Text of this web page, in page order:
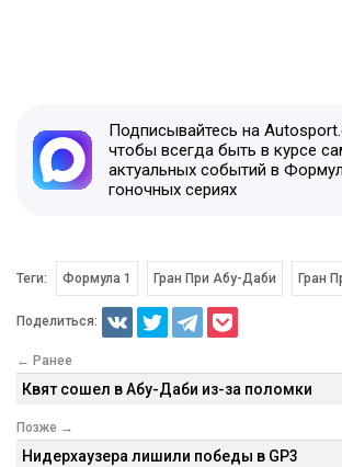
Подписывайтесь на
чтобы всегда быть в курсе
актуальных событий в
гоночных сериях
Теги: Формула 1 Гран При Абу-Даби Гран
Поделиться:
← Ранее
Квят сошел в Абу-Даби из-за поломки
Позже →
Нидерхаузера лишили победы в GP3